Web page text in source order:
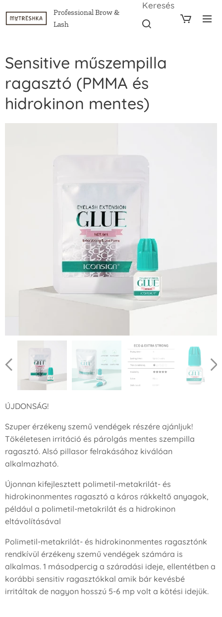
Professional Brow &
Lash
Keresés
Sensitive műszempilla
ragasztó (PMMA és
hidrokinon mentes)
ÚJDONSÁG!
Szuper érzékeny szemű vendégek részére ajánljuk!
Tökéletesen irritáció és párolgás mentes szempilla
ragasztó. Alsó pillasor felrakásához kiválóan
alkalmazható.
Újonnan kifejlesztett polimetil-metakrilát- és
hidrokinonmentes ragasztó a káros rákkeltő anyagok,
például a polimetil-metakrilát és a hidrokinon
eltávolításával
Polimetil-metakrilát- és hidrokinonmentes ragasztónk
rendkívül érzékeny szemű vendégek számára is
alkalmas. 1 másodpercig a száradási ideje, ellentétben a
korábbi sensitiv ragasztókkal amik bár kevésbé
irritáltak de nagyon hosszú 5-6 mp volt a kötési idejük.